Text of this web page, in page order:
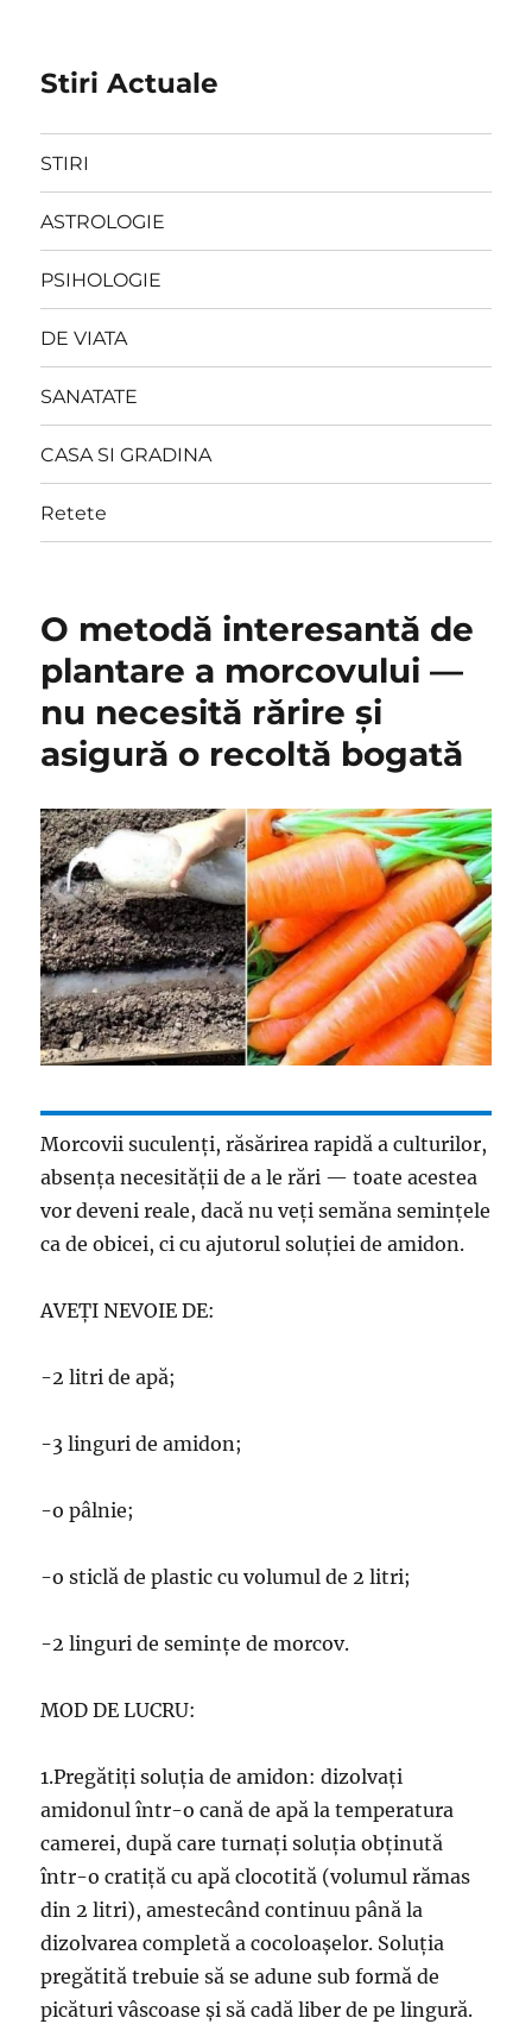
Stiri Actuale
STIRI
ASTROLOGIE
PSIHOLOGIE
DE VIATA
SANATATE
CASA SI GRADINA
Retete
O metodă interesantă de
plantare a morcovului —
nu necesită rărire și
asigură o recoltă bogată
Morcovii suculenți, răsărirea rapidă a culturilor,
absența necesității de a le rări — toate acestea
vor deveni reale, dacă nu veți semăna semințele
ca de obicei, ci cu ajutorul soluției de amidon.
AVEȚI NEVOIE DE:
-2 litri de apă;
-3 linguri de amidon;
-o pâlnie;
-o sticlă de plastic cu volumul de 2 litri;
-2 linguri de semințe de morcov.
MOD DE LUCRU:
1.Pregătiți soluția de amidon: dizolvați
amidonul într-o cană de apă la temperatura
camerei, după care turnați soluția obținută
într-o cratiță cu apă clocotită (volumul rămas
din 2 litri), amestecând continuu până la
dizolvarea completă a cocoloașelor. Soluția
pregătită trebuie să se adune sub formă de
picături vâscoase și să cadă liber de pe lingură.